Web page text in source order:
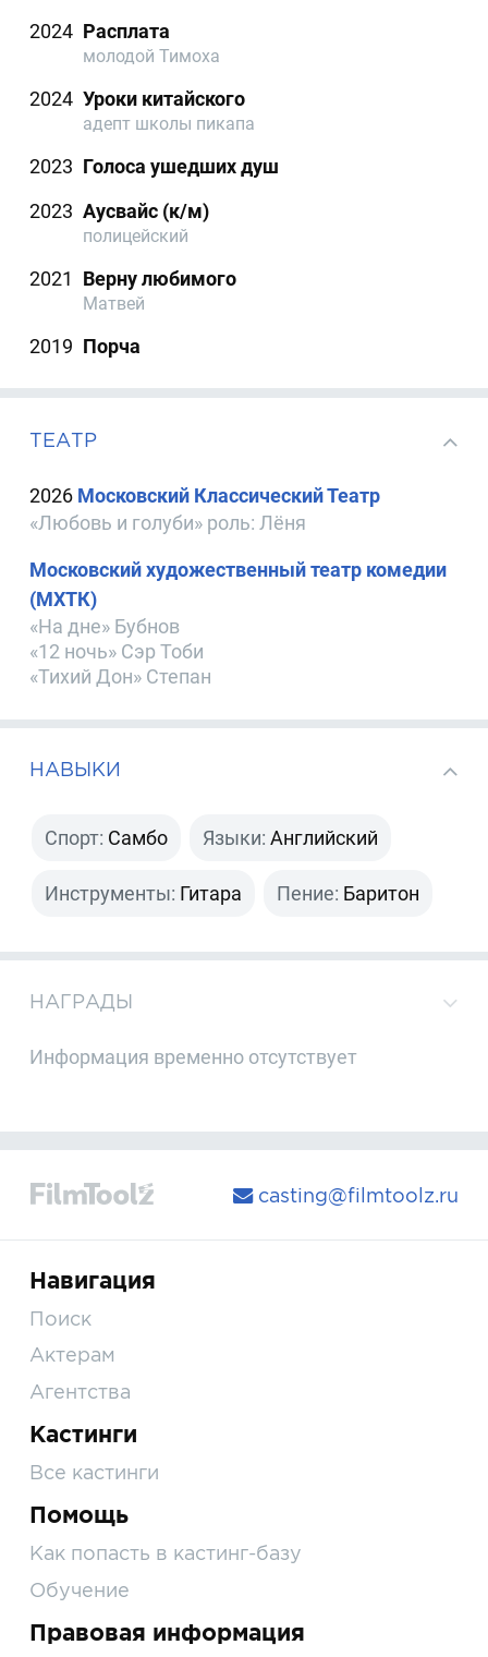
2024 Расплата
молодой Тимоха
2024 Уроки китайского
адепт школы пикапа
2023 Голоса ушедших душ
2023 Аусвайс (к/м)
полицейский
2021 Верну любимого
Матвей
2019 Порча
ТЕАТР
2026 Московский Классический Театр
«Любовь и голуби» роль: Лёня
Московский художественный театр комедии
(МХТК)
«На дне» Бубнов
«12 ночь» Сэр Тоби
«Тихий Дон» Степан
НАВЫКИ
Спорт: Самбо Языки: Английский
Инструменты: Гитара Пение: Баритон
НАГРАДЫ
Информация временно отсутствует
casting@filmtoolz.ru
Навигация
Поиск
Актерам
Агентства
Кастинги
Все кастинги
Помощь
Как попасть в кастинг-базу
Обучение
Правовая информация